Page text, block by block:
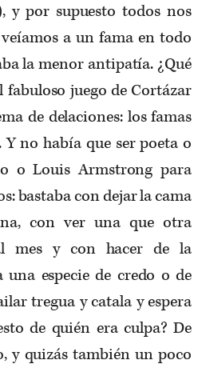
y por supuesto todos nos
a un fama en todo
la menor antipatía. ¿Qué
fabuloso juego de Cortázar
de delaciones: los famas
Y no había que ser poeta o
o Louis Armstrong para
bastaba con dejar la cama
con ver una que otra
mes y con hacer de la
especie de credo o de
tregua y catala y espera
de quién era culpa? De
y quizás también un poco